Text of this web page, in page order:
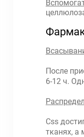
После
6-12 ч.
Css
тканях, а